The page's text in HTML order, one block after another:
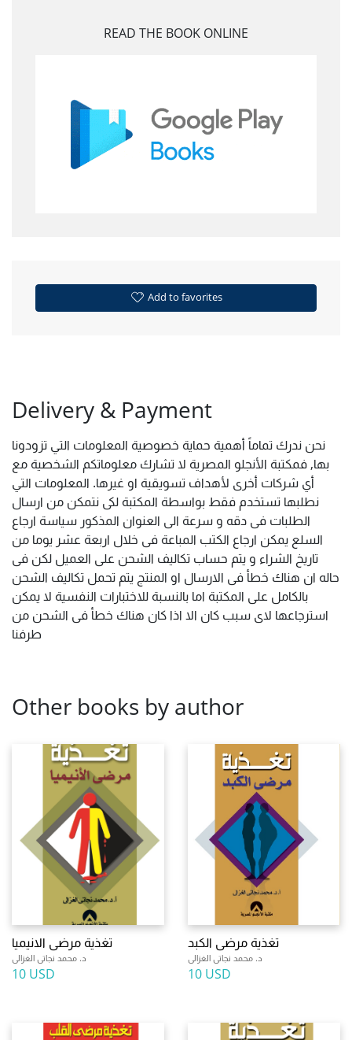
READ THE BOOK ONLINE
Add to favorites
Delivery & Payment
نحن ندرك تماماً أهمية حماية خصوصية المعلومات التي تزودونا
بها, فمكتبة الأنجلو المصرية لا تشارك معلوماتكم الشخصية مع
أي شركات أخرى لأهداف تسويقية او غيرها. المعلومات التي
نطلبها تستخدم فقط بواسطة المكتبة لكى نتمكن من ارسال
الطلبات فى دقه و سرعة الى العنوان المذكور سياسة ارجاع
السلع يمكن ارجاع الكتب المباعة فى خلال اربعة عشر يوما من
تاريخ الشراء و يتم حساب تكاليف الشحن على العميل لكن فى
حاله ان هناك خطأ فى الارسال او المنتج يتم تحمل تكاليف الشحن
بالكامل على المكتبة اما بالنسبة للاختبارات النفسية لا يمكن
استرجاعها لاى سبب كان الا اذا كان هناك خطأ فى الشحن من
طرفنا
Other books by author
تغذية مرضى الانيميا
د. محمد نجاتى الغزالى
10 USD
تغذية مرضى الكبد
د. محمد نجاتى الغزالى
10 USD